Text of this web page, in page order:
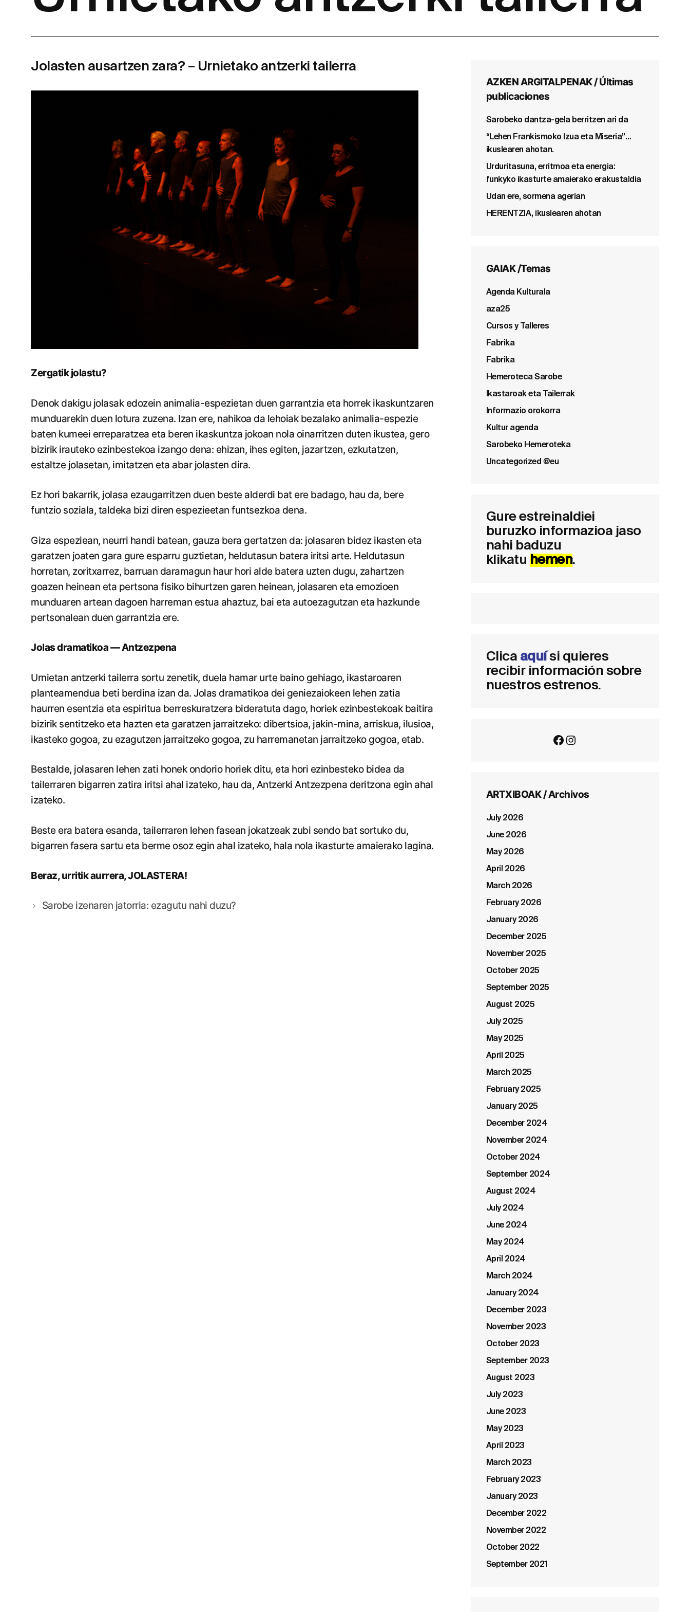
Jolasten ausartzen zara? – Urnietako antzerki tailerra
Zergatik jolastu?
Denok dakigu jolasak edozein animalia-espezietan duen garrantzia eta horrek ikaskuntzaren
munduarekin duen lotura zuzena. Izan ere, nahikoa da lehoiak bezalako animalia-espezie
baten kumeei erreparatzea eta beren ikaskuntza jokoan nola oinarritzen duten ikustea, gero
bizirik irauteko ezinbestekoa izango dena: ehizan, ihes egiten, jazartzen, ezkutatzen,
estaltze jolasetan, imitatzen eta abar jolasten dira.
Ez hori bakarrik, jolasa ezaugarritzen duen beste alderdi bat ere badago, hau da, bere
funtzio soziala, taldeka bizi diren espezieetan funtsezkoa dena.
Giza espeziean, neurri handi batean, gauza bera gertatzen da: jolasaren bidez ikasten eta
garatzen joaten gara gure esparru guztietan, heldutasun batera iritsi arte. Heldutasun
horretan, zoritxarrez, barruan daramagun haur hori alde batera uzten dugu, zahartzen
goazen heinean eta pertsona fisiko bihurtzen garen heinean, jolasaren eta emozioen
munduaren artean dagoen harreman estua ahaztuz, bai eta autoezagutzan eta hazkunde
pertsonalean duen garrantzia ere.
Jolas dramatikoa — Antzezpena
Urnietan antzerki tailerra sortu zenetik, duela hamar urte baino gehiago, ikastaroaren
planteamendua beti berdina izan da. Jolas dramatikoa dei geniezaiokeen lehen zatia
haurren esentzia eta espiritua berreskuratzera bideratuta dago, horiek ezinbestekoak baitira
bizirik sentitzeko eta hazten eta garatzen jarraitzeko: dibertsioa, jakin-mina, arriskua, ilusioa,
ikasteko gogoa, zu ezagutzen jarraitzeko gogoa, zu harremanetan jarraitzeko gogoa, etab.
Bestalde, jolasaren lehen zati honek ondorio horiek ditu, eta hori ezinbesteko bidea da
tailerraren bigarren zatira iritsi ahal izateko, hau da, Antzerki Antzezpena deritzona egin ahal
izateko.
Beste era batera esanda, tailerraren lehen fasean jokatzeak zubi sendo bat sortuko du,
bigarren fasera sartu eta berme osoz egin ahal izateko, hala nola ikasturte amaierako lagina.
Beraz, urritik aurrera, JOLASTERA!
Sarobe izenaren jatorria: ezagutu nahi duzu?
AZKEN ARGITALPENAK / Últimas
publicaciones
Sarobeko dantza-gela berritzen ari da
“Lehen Frankismoko Izua eta Miseria”…
ikuslearen ahotan.
Urduritasuna, erritmoa eta energia:
funkyko ikasturte amaierako erakustaldia
Udan ere, sormena agerian
HERENTZIA, ikuslearen ahotan
GAIAK /Temas
Agenda Kulturala
aza25
Cursos y Talleres
Fabrika
Fabrika
Hemeroteca Sarobe
Ikastaroak eta Tailerrak
Informazio orokorra
Kultur agenda
Sarobeko Hemeroteka
Uncategorized @eu
Gure estreinaldiei
buruzko informazioa jaso
nahi baduzu
klikatu hemen.
Clica aquísi quieres
recibir información sobre
nuestros estrenos.
Facebook
Instagram
ARTXIBOAK / Archivos
July 2026
June 2026
May 2026
April 2026
March 2026
February 2026
January 2026
December 2025
November 2025
October 2025
September 2025
August 2025
July 2025
May 2025
April 2025
March 2025
February 2025
January 2025
December 2024
November 2024
October 2024
September 2024
August 2024
July 2024
June 2024
May 2024
April 2024
March 2024
January 2024
December 2023
November 2023
October 2023
September 2023
August 2023
July 2023
June 2023
May 2023
April 2023
March 2023
February 2023
January 2023
December 2022
November 2022
October 2022
September 2021